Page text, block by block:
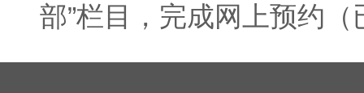
部”栏目，完成网上预约